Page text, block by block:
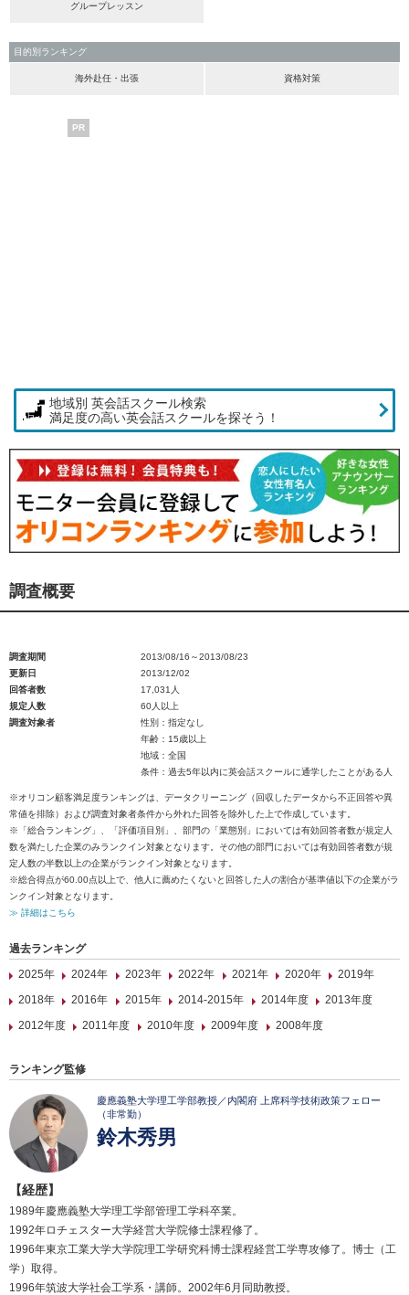
グループレッスン
目的別ランキング
海外赴任・出張 資格対策
PR
地域別 英会話スクール検索
満足度の高い英会話スクールを探そう！
調査概要
調査期間
2013/08/16～2013/08/23
更新日
2013/12/02
回答者数
17,031人
規定人数
60人以上
調査対象者
性別：指定なし
年齢：15歳以上
地域：全国
条件：過去5年以内に英会話スクールに通学したことがある人
※オリコン顧客満足度ランキングは、データクリーニング（回収したデータから不正回答や異
常値を排除）および調査対象者条件から外れた回答を除外した上で作成しています。
※「総合ランキング」、「評価項目別」、部門の「業態別」においては有効回答者数が規定人
数を満たした企業のみランクイン対象となります。その他の部門においては有効回答者数が規
定人数の半数以上の企業がランクイン対象となります。
※総合得点が60.00点以上で、他人に薦めたくないと回答した人の割合が基準値以下の企業がラ
ンクイン対象となります。
≫ 詳細はこちら
過去ランキング
2025年
2024年 2023年 2022年 2021年 2020年
2019年
2018年
2016年 2015年 2014-2015年 2014年度
2013年度
2012年度
2011年度 2010年度 2009年度 2008年度
ランキング監修
慶應義塾大学理工学部教授／内閣府 上席科学技術政策フェロー
（非常勤）
鈴木秀男
【経歴】
1989年慶應義塾大学理工学部管理工学科卒業。
1992年ロチェスター大学経営大学院修士課程修了。
1996年東京工業大学大学院理工学研究科博士課程経営工学専攻修了。博士（工
学）取得。
1996年筑波大学社会工学系・講師。2002年6月同助教授。